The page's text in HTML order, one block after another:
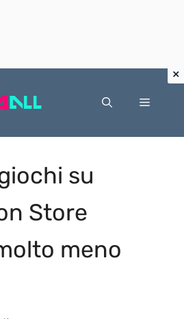
Menu
su
Store
meno